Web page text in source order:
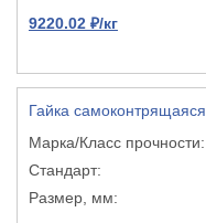
9220.02 ₽/кг
Гайка самоконтрящаяся